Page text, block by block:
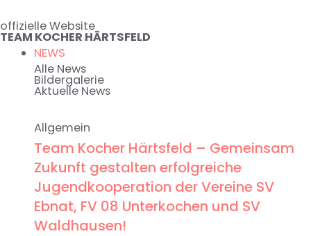
Inhalt
springen
offizielle Website
TEAM KOCHER HÄRTSFELD
NEWS
Alle News
Bildergalerie
Aktuelle News
Allgemein
Team Kocher Härtsfeld – Gemeinsam
Zukunft gestalten erfolgreiche
Jugendkooperation der Vereine SV
Ebnat, FV 08 Unterkochen und SV
Waldhausen!